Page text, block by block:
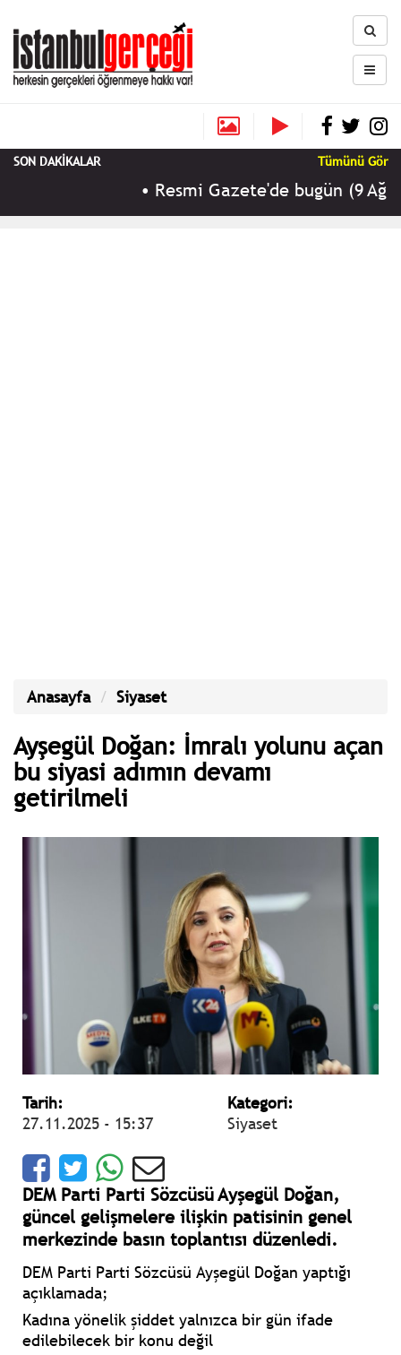
SON DAKİKALAR Tümünü Gör
Resmi Gazete'de bugün (9 Ağustos
Anasayfa Siyaset
Ayşegül Doğan: İmralı yolunu açan
bu siyasi adımın devamı
getirilmeli
Tarih:
27.11.2025 - 15:37
Kategori:
Siyaset
DEM Parti Parti Sözcüsü Ayşegül Doğan,
güncel gelişmelere ilişkin patisinin genel
merkezinde basın toplantısı düzenledi.
DEM Parti Parti Sözcüsü Ayşegül Doğan yaptığı
açıklamada;
Kadına yönelik şiddet yalnızca bir gün ifade
edilebilecek bir konu değil